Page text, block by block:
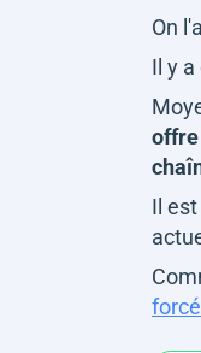
On
Il y
offre
Il